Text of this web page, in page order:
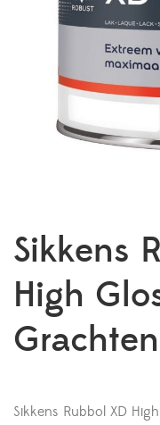
Sikkens
High
Sikkens Rubbol XD